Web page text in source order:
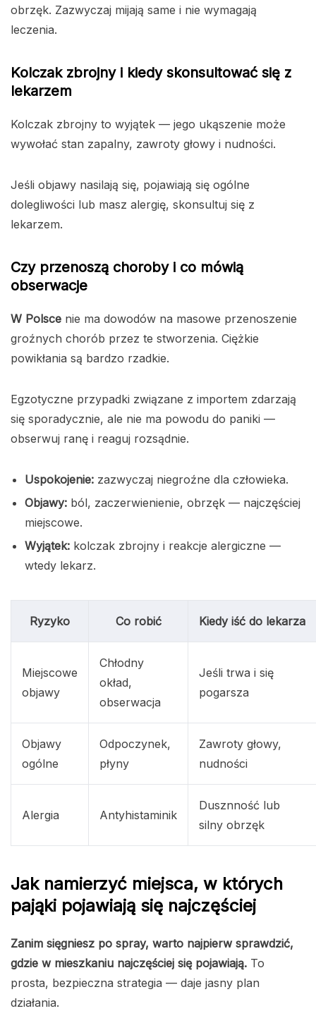
obrzęk. Zazwyczaj mijają same i nie wymagają
leczenia.
Kolczak zbrojny i kiedy skonsultować się z
lekarzem
Kolczak zbrojny to wyjątek — jego ukąszenie może
wywołać stan zapalny, zawroty głowy i nudności.
Jeśli objawy nasilają się, pojawiają się ogólne
dolegliwości lub masz alergię, skonsultuj się z
lekarzem.
Czy przenoszą choroby i co mówią
obserwacje
W Polsce nie ma dowodów na masowe przenoszenie
groźnych chorób przez te stworzenia. Ciężkie
powikłania są bardzo rzadkie.
Egzotyczne przypadki związane z importem zdarzają
się sporadycznie, ale nie ma powodu do paniki —
obserwuj ranę i reaguj rozsądnie.
Uspokojenie: zazwyczaj niegroźne dla człowieka.
Objawy: ból, zaczerwienienie, obrzęk — najczęściej
miejscowe.
Wyjątek: kolczak zbrojny i reakcje alergiczne —
wtedy lekarz.
Ryzyko Co robić Kiedy iść do lekarza
Miejscowe
objawy
Chłodny
okład,
obserwacja
Jeśli trwa i się
pogarsza
Objawy
ogólne
Odpoczynek,
płyny
Zawroty głowy,
nudności
Alergia Antyhistaminik
Dusznność lub
silny obrzęk
Jak namierzyć miejsca, w których
pająki pojawiają się najczęściej
Zanim sięgniesz po spray, warto najpierw sprawdzić,
gdzie w mieszkaniu najczęściej się pojawiają. To
prosta, bezpieczna strategia — daje jasny plan
działania.